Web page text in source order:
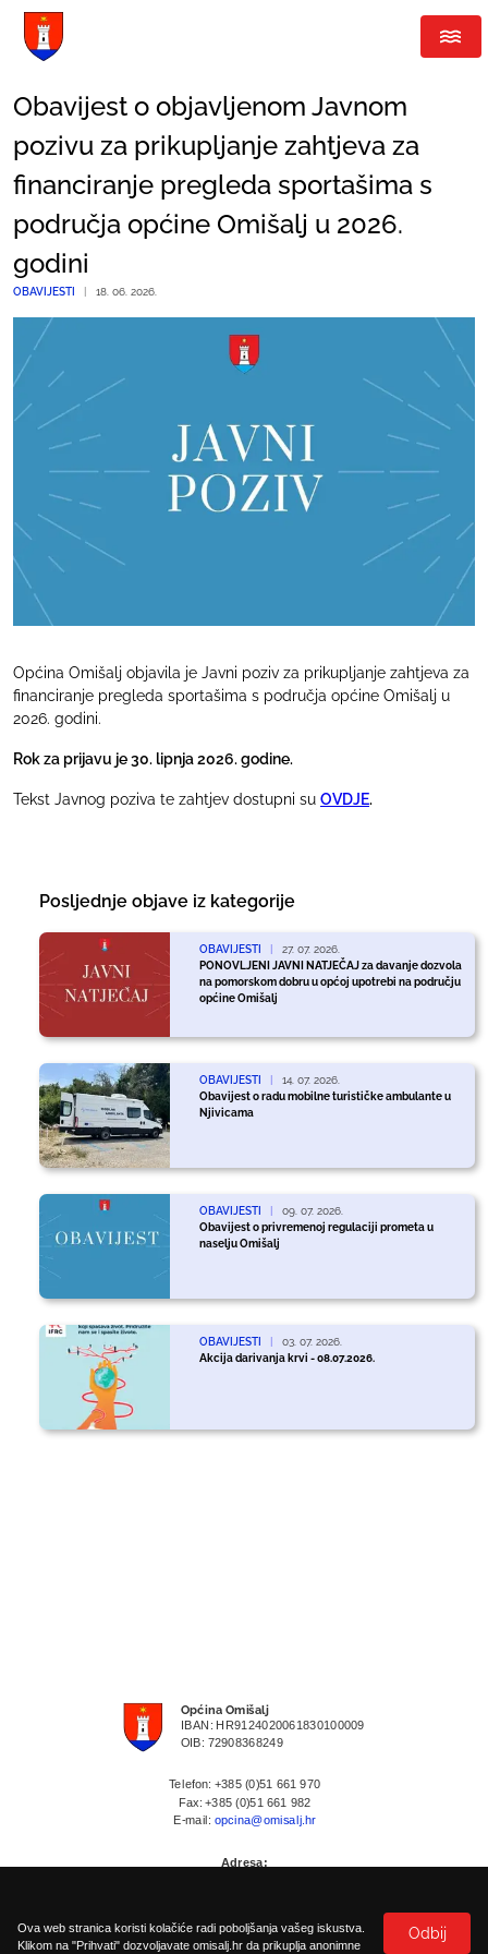
Obavijest o objavljenom Javnom
pozivu za prikupljanje zahtjeva za
financiranje pregleda sportašima s
područja općine Omišalj u 2026.
godini
OBAVIJESTI | 18. 06. 2026.
Općina Omišalj objavila je Javni poziv za prikupljanje zahtjeva za
financiranje pregleda sportašima s područja općine Omišalj u
2026. godini.
Rok za prijavu je 30. lipnja 2026. godine.
Tekst Javnog poziva te zahtjev dostupni su OVDJE.
Posljednje objave iz kategorije
OBAVIJESTI |
27. 07. 2026.
PONOVLJENI JAVNI NATJEČAJ za davanje dozvola
na pomorskom dobru u općoj upotrebi na području
općine Omišalj
OBAVIJESTI |
14. 07. 2026.
Obavijest o radu mobilne turističke ambulante u
Njivicama
OBAVIJESTI |
09. 07. 2026.
Obavijest o privremenoj regulaciji prometa u
naselju Omišalj
OBAVIJESTI |
03. 07. 2026.
Akcija darivanja krvi - 08.07.2026.
Općina Omišalj
IBAN: HR9124020061830100009
OIB: 72908368249
Telefon: +385 (0)51 661 970
Fax: +385 (0)51 661 982
E-mail: opcina@omisalj.hr
Adresa:
Ova web stranica koristi kolačiće radi poboljšanja vašeg iskustva.
Klikom na "Prihvati" dozvoljavate omisalj.hr da prikuplja anonimne
Odbij